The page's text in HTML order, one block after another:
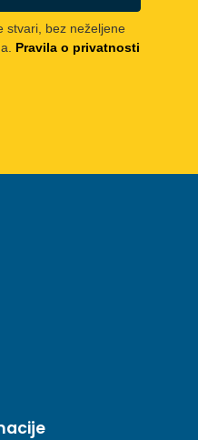
stvari, bez neželjene
Pravila o privatnosti